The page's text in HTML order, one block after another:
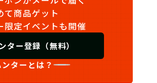
て商品ゲット
限定イベントも開催
ター登録（無料）
ンターとは？